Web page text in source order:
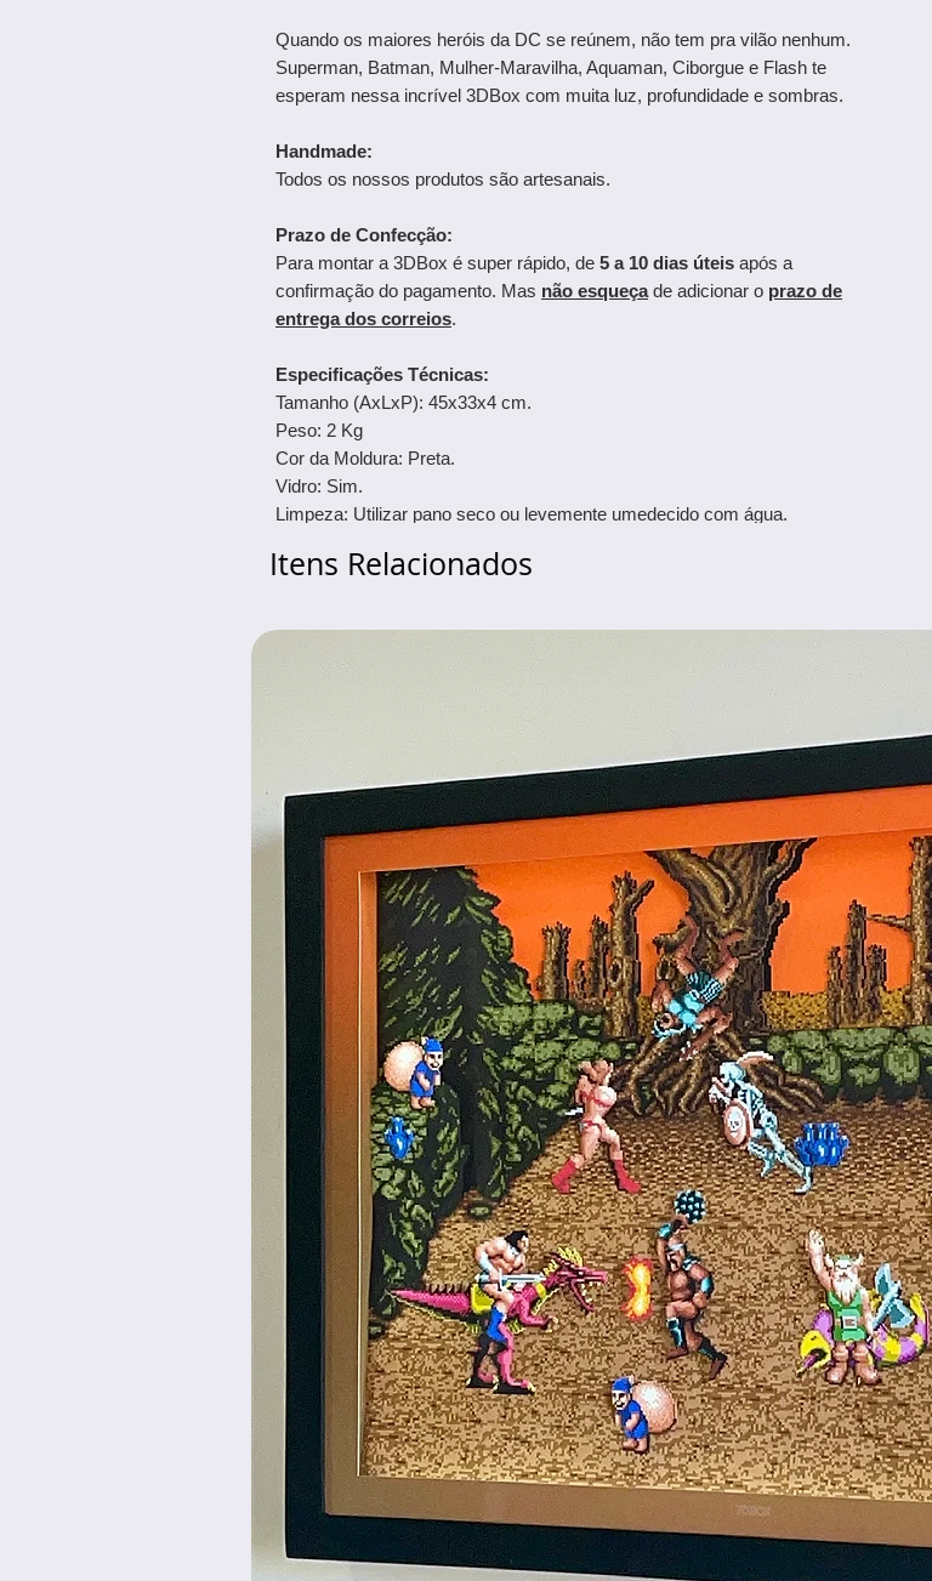
Quando os maiores heróis da DC se reúnem, não tem pra vilão nenhum.
Superman, Batman, Mulher-Maravilha, Aquaman, Ciborgue e Flash te
esperam nessa incrível 3DBox com muita luz, profundidade e sombras.
Handmade:
Todos os nossos produtos são artesanais.
Prazo de Confecção:
Para montar a 3DBox é super rápido, de 5 a 10 dias úteis após a
confirmação do pagamento. Mas não esqueçade adicionar o prazo de
entrega dos correios.
Especificações Técnicas:
Tamanho (AxLxP): 45x33x4 cm.
Peso: 2 Kg
Cor da Moldura: Preta.
Vidro: Sim.
Limpeza: Utilizar pano seco ou levemente umedecido com água.
Itens Relacionados